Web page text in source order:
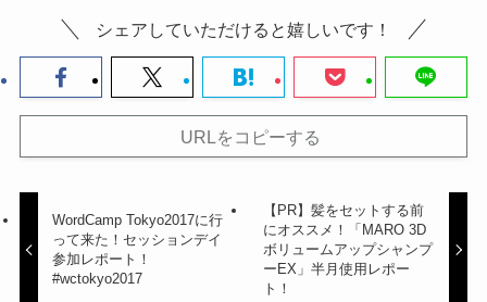
シェアしていただけると嬉しいです！
URLをコピーする
WordCamp Tokyo2017に行
って来た！セッションデイ
参加レポート！
#wctokyo2017
【PR】髪をセットする前
にオススメ！「MARO 3D
ボリュームアップシャンプ
ーEX」半月使用レポー
ト！